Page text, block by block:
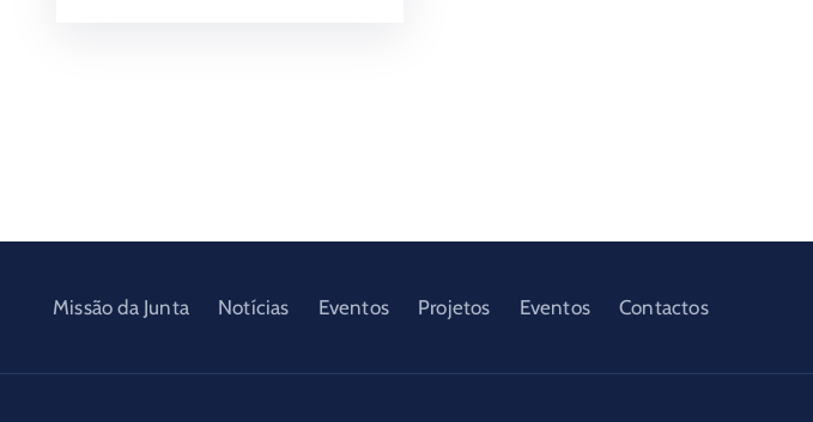
Missão da Junta Notícias Eventos Projetos Eventos Contactos